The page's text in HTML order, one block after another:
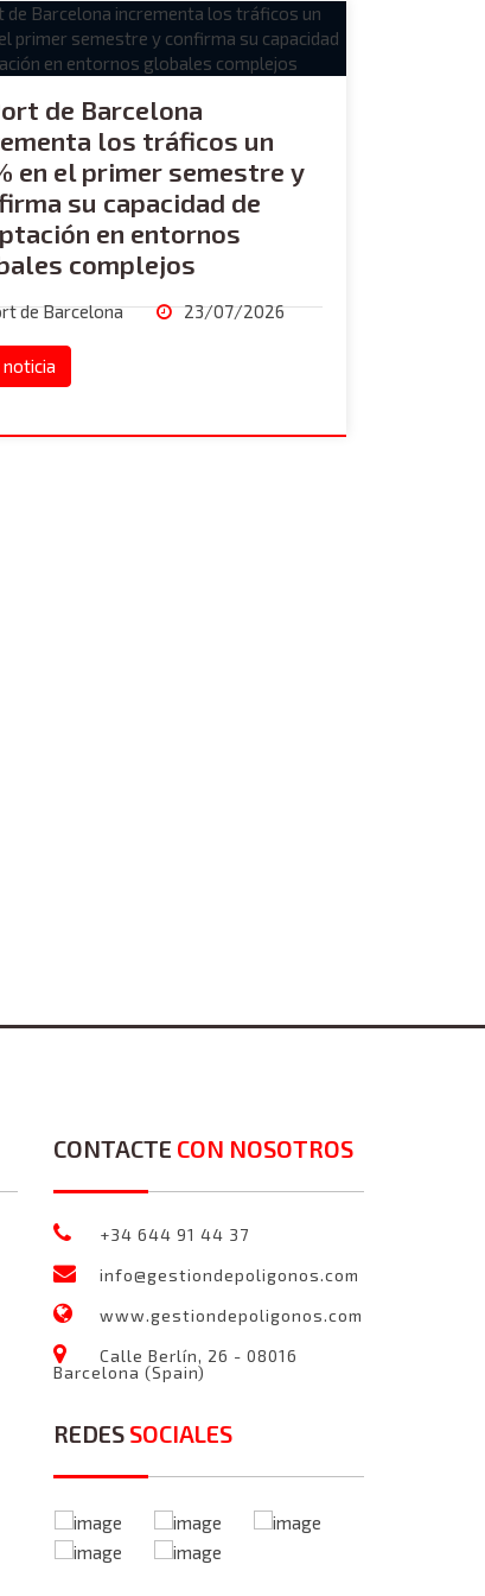
de Barcelona
los tráficos un
en el primer semestre y
su capacidad de
en entornos
complejos
de Barcelona 23/07/2026
noticia
CONTACTE CON NOSOTROS
+34 644 91 44 37
info@gestiondepoligonos.com
www.gestiondepoligonos.com
Calle Berlín, 26 - 08016
Barcelona (Spain)
REDES SOCIALES